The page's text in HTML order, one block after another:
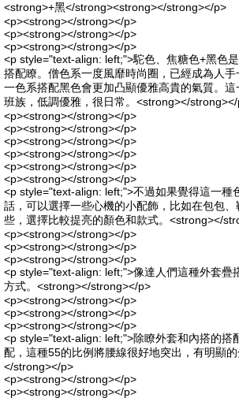
<strong>+黑</strong><strong></strong></p>
<p><strong></strong></p>
<p><strong></strong></p>
<p><strong></strong></p>
<p style="text-align: left;">駝色、焦糖色+黑色
搭配瞭。僧色系一度風靡時尚圈，已經成為人
一色系搭配黑色會更加凸顯優雅高貴的氣質。
班族，低調優雅，很日常。<strong></
<p><strong></strong></p>
<p><strong></strong></p>
<p><strong></strong></p>
<p><strong></strong></p>
<p><strong></strong></p>
<p><strong></strong></p>
<p style="text-align: left;">不過如果覺得這一種
話，可以選擇一些心機的小配飾，比如在包包
些，選擇比較提亮的顏色和款式。<strong></
<p><strong></strong></p>
<p><strong></strong></p>
<p><strong></strong></p>
<p style="text-align: left;">像達人們這種外套疊
方式。<strong></strong></p>
<p><strong></strong></p>
<p><strong></strong></p>
<p><strong></strong></p>
<p style="text-align: left;">除瞭外套和內搭的搭
配，這種55的比例將腰線很好地突出，有明顯
</strong></p>
<p><strong></strong></p>
<p><strong></strong></p>